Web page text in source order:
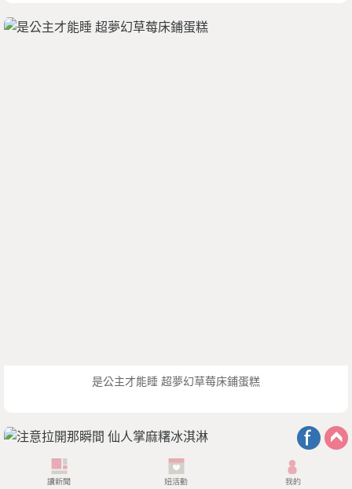
是公主才能睡 超夢幻草莓床鋪蛋糕